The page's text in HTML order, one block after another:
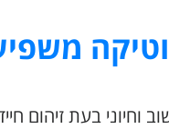
וחיוני בעת